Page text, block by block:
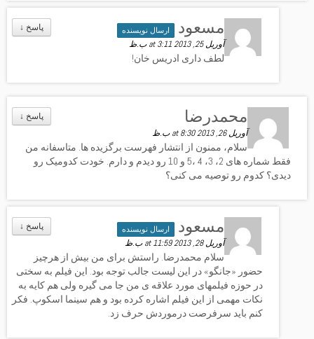
↓ مسعود
آوریل 25, 2013 at 3:11 ب.ظ
لطف داری ادریس خان!
↓ محمدرضا
آوریل 26, 2013 at 8:30 ب.ظ
سلام، ممنون از انتشار فهرست برگزیده ها. متاسفانه من
فقط شماره های 2، 3، 4 ،5 و 10 رو دیدم و دارم. خودت کدومیک رو
دیدی؟ کدوم رو توصیه می کنی؟
↓ مسعود
آوریل 28, 2013 at 11:59 ب.ظ
سلام محمدرضا. راستش برای من بیش از هرچیز
حضور «جانگو» در این لیست جالب توجه بود. این فیلم به سختی
در حوزه فیلمهای مورد علاقه ی من جا می گیره ولی هم کایه به
نکات مهمی از این فیلم اشاره کرده بود و هم سینما اسکوپ. فکر
کنم باید سرفرصت درموردش حرف زد.